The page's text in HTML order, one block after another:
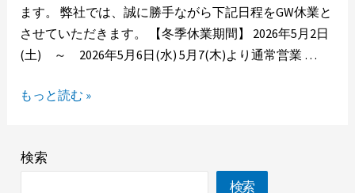
ます。 弊社では、誠に勝手ながら下記日程をGW休業と
させていただきます。 【冬季休業期間】 2026年5月2日
(土) ～ 2026年5月6日(水) 5月7(木)より通常営業 …
もっと読む »
検索
検索